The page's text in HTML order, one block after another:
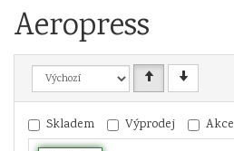
Aeropress
Skladem Výprodej Akce